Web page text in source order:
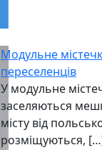
Модульне
переселенців
У модульне
заселяються
місту від
розміщуються,